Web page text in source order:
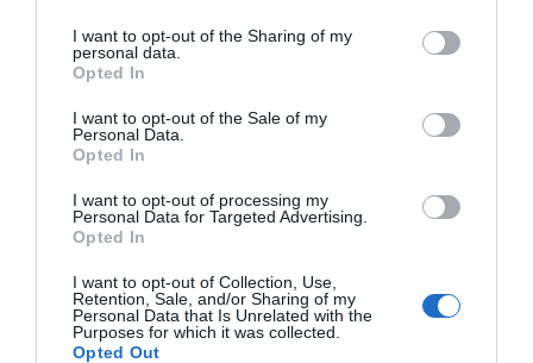
not limited to your visit or usage behaviour. You may click to
grant or deny consent to Google and its third-party tags to
use your data for below specified purposes in below Google
consent section.
I want to opt-out of the Sharing of my
personal data.
Opted In
I want to opt-out of the Sale of my
Personal Data.
Opted In
I want to opt-out of processing my
Personal Data for Targeted Advertising.
Opted In
I want to opt-out of Collection, Use,
Retention, Sale, and/or Sharing of my
Personal Data that Is Unrelated with the
Purposes for which it was collected.
Opted Out
Pouke i važnost komunikacije
Nakon uspješne operacije, Daniel se suočio s procesom oporavka
priča nije samo o fizičkom ozdravljenju, već i o emocionalnom
putu kroz koji je prošao. On i Rachel su naučili važnu lekciju o
tome koliko je bitno slušati vlastito tijelo i tražiti dodatnu pomoć
kada se suočavaju s sumnjivim ili pogoršanim simptomima.
Njihovo iskustvo podsjeća sve nas da svaki pacijent zaslužuje da
bude saslušan i da njihove brige budu shvaćene ozbiljno. Ovaj
slučaj takođe ukazuje na potrebu za osnaživanjem pacijenata –
educirati ih da prepoznaju kada su njihovi simptomi dovoljno